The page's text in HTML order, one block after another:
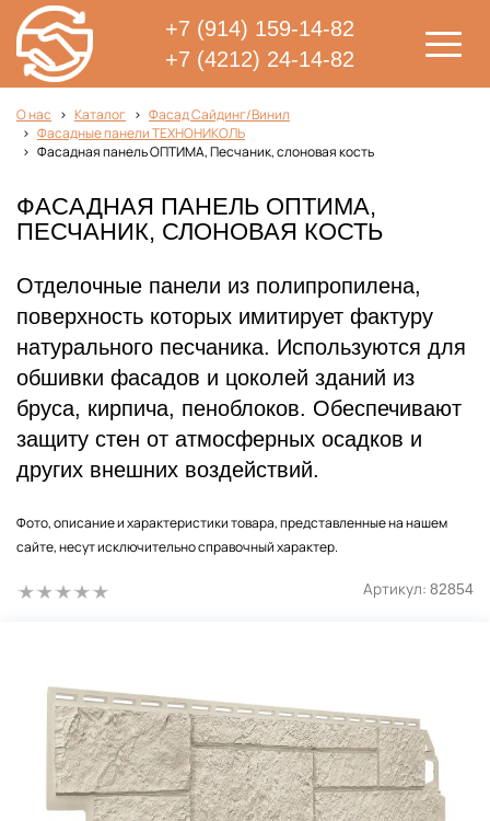
+7 (914) 159-14-82
+7 (4212) 24-14-82
О нас Каталог
Фасад Сайдинг/Винил
Фасадные панели ТЕХНОНИКОЛЬ
Фасадная панель ОПТИМА, Песчаник, слоновая кость
ФАСАДНАЯ ПАНЕЛЬ ОПТИМА,
ПЕСЧАНИК, СЛОНОВАЯ КОСТЬ
Отделочные панели из полипропилена,
поверхность которых имитирует фактуру
натурального песчаника. Используются для
обшивки фасадов и цоколей зданий из
бруса, кирпича, пеноблоков. Обеспечивают
защиту стен от атмосферных осадков и
других внешних воздействий.
Фото, описание и характеристики товара, представленные на нашем
сайте, несут исключительно справочный характер.
Артикул: 82854